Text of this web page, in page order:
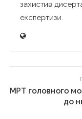
захистив
експертизи.
МРТ головного
до